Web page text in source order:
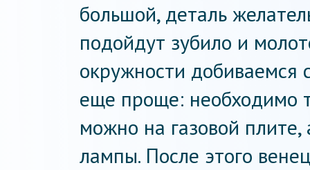
большой, деталь
подойдут зубило и
окружности добиваемся
еще проще: необходимо
можно на газовой
лампы. После этого